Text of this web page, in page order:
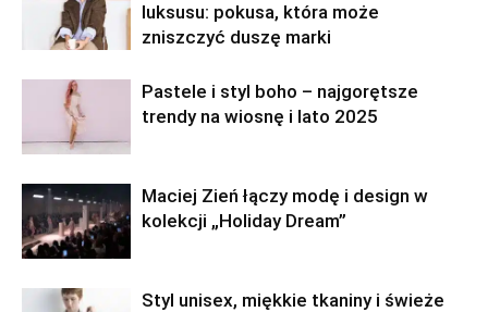
luksusu: pokusa, która może
zniszczyć duszę marki
Pastele i styl boho – najgorętsze
trendy na wiosnę i lato 2025
Maciej Zień łączy modę i design w
kolekcji „Holiday Dream”
Styl unisex, miękkie tkaniny i świeże